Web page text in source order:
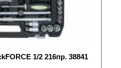
1/2 216пр. 38841